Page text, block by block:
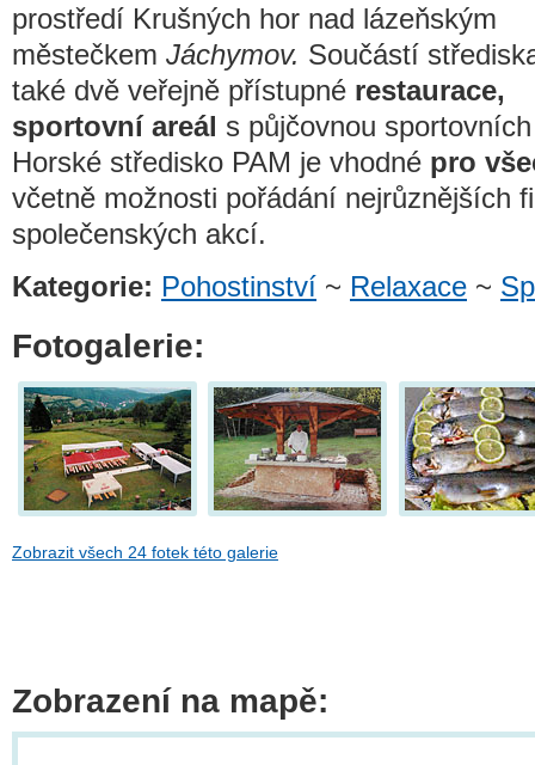
prostředí Krušných hor nad lázeňským
městečkem Jáchymov. Součástí
také dvě veřejně přístupné restaurace,
sportovní areál s půjčovnou
Horské středisko PAM je vhodné pro
včetně možnosti pořádání nejrůznějších
společenských akcí.
Kategorie: Pohostinství ~ Relaxace ~
Fotogalerie:
Zobrazit všech 24 fotek této galerie
Zobrazení na mapě: